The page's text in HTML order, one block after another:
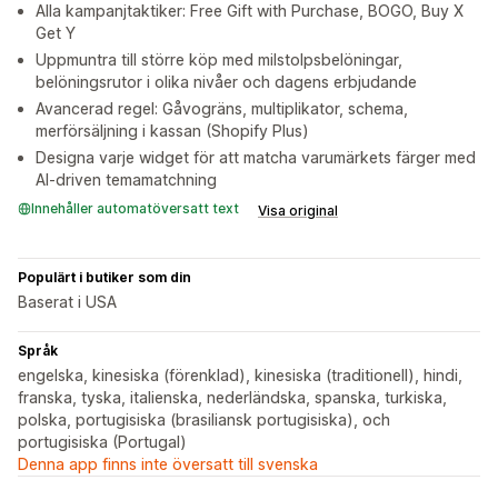
Alla kampanjtaktiker: Free Gift with Purchase, BOGO, Buy X
Get Y
Uppmuntra till större köp med milstolpsbelöningar,
belöningsrutor i olika nivåer och dagens erbjudande
Avancerad regel: Gåvogräns, multiplikator, schema,
merförsäljning i kassan (Shopify Plus)
Designa varje widget för att matcha varumärkets färger med
AI-driven temamatchning
Innehåller automatöversatt text Visa original
Populärt i butiker som din
Baserat i USA
Språk
engelska, kinesiska (förenklad), kinesiska (traditionell), hindi,
franska, tyska, italienska, nederländska, spanska, turkiska,
polska, portugisiska (brasiliansk portugisiska), och
portugisiska (Portugal)
Denna app finns inte översatt till svenska